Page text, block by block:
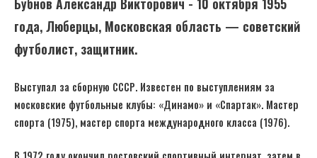
года, Люберцы, Московская область — советский
футболист, защитник.
Выступал за сборную СССР. Известен по выступлениям за
московские футбольные клубы: «Динамо» и «Спартак». Мастер
спорта (1975), мастер спорта международного класса (1976).